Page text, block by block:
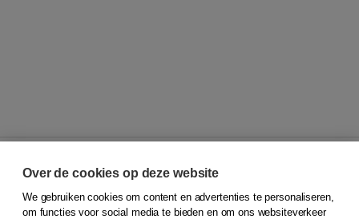
© 2026Koninklijke Boom uitgevers
Over de cookies op deze website
We gebruiken cookies om content en advertenties te personaliseren,
om functies voor social media te bieden en om ons websiteverkeer